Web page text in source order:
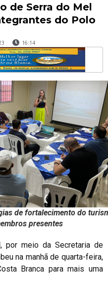
de Serra do Mel
do Polo
16:14
de fortalecimento do
presentes
por meio da Secretaria de
na manhã de quarta-feira,
Branca para mais uma